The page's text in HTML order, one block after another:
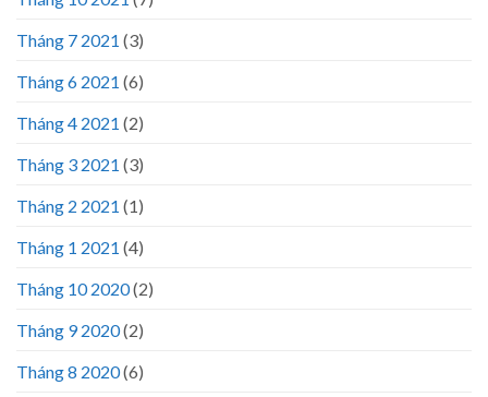
Tháng 7 2021 (3)
Tháng 6 2021 (6)
Tháng 4 2021 (2)
Tháng 3 2021 (3)
Tháng 2 2021 (1)
Tháng 1 2021 (4)
Tháng 10 2020(2)
Tháng 9 2020(2)
Tháng 8 2020(6)